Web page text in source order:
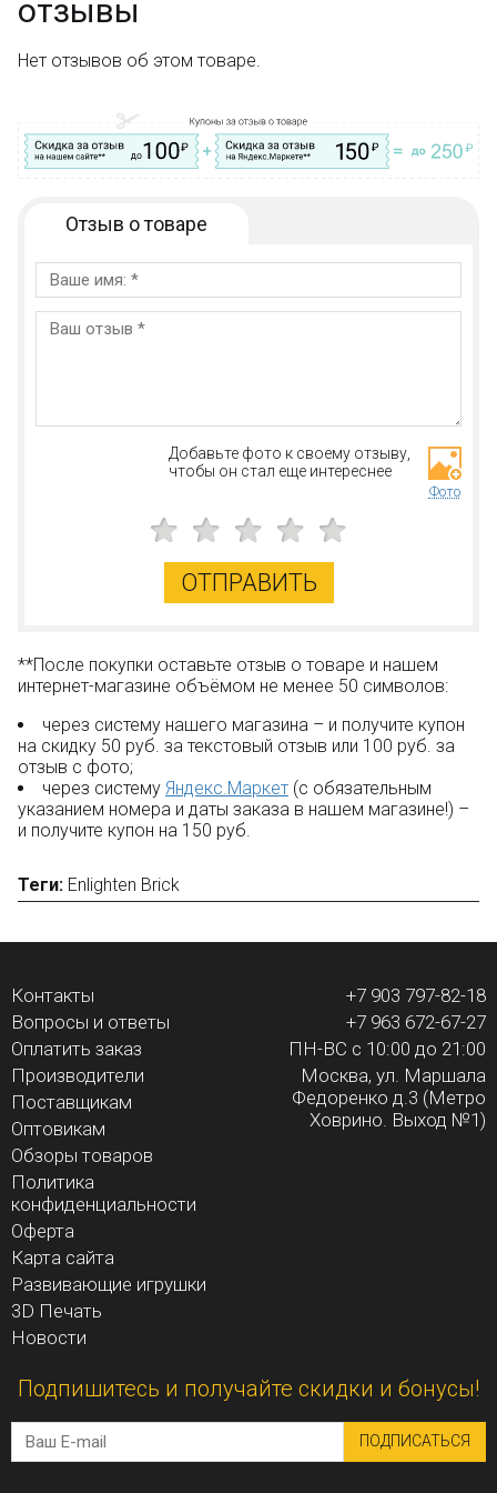
отзывы
Нет отзывов об этом товаре.
Отзыв о товаре
Добавьте фото к своему отзыву,
чтобы он стал еще интереснее
Фото
ОТПРАВИТЬ
**После покупки оставьте отзыв о товаре и нашем
интернет-магазине объёмом не менее 50 символов:
через систему нашего магазина – и получите купон
на скидку 50 руб. за текстовый отзыв или 100 руб. за
отзыв с фото;
через систему Яндекс.Маркет (с обязательным
указанием номера и даты заказа в нашем магазине!) –
и получите купон на 150 руб.
Теги: Enlighten Brick
Контакты
Вопросы и ответы
Оплатить заказ
Производители
Поставщикам
Оптовикам
Обзоры товаров
Политика
конфиденциальности
Оферта
Карта сайта
Развивающие игрушки
3D Печать
Новости
+7 903 797-82-18
+7 963 672-67-27
ПН-ВС с 10:00 до 21:00
Москва, ул. Маршала
Федоренко д.3 (Метро
Ховрино. Выход №1)
Подпишитесь и получайте скидки и бонусы!
ПОДПИСАТЬСЯ